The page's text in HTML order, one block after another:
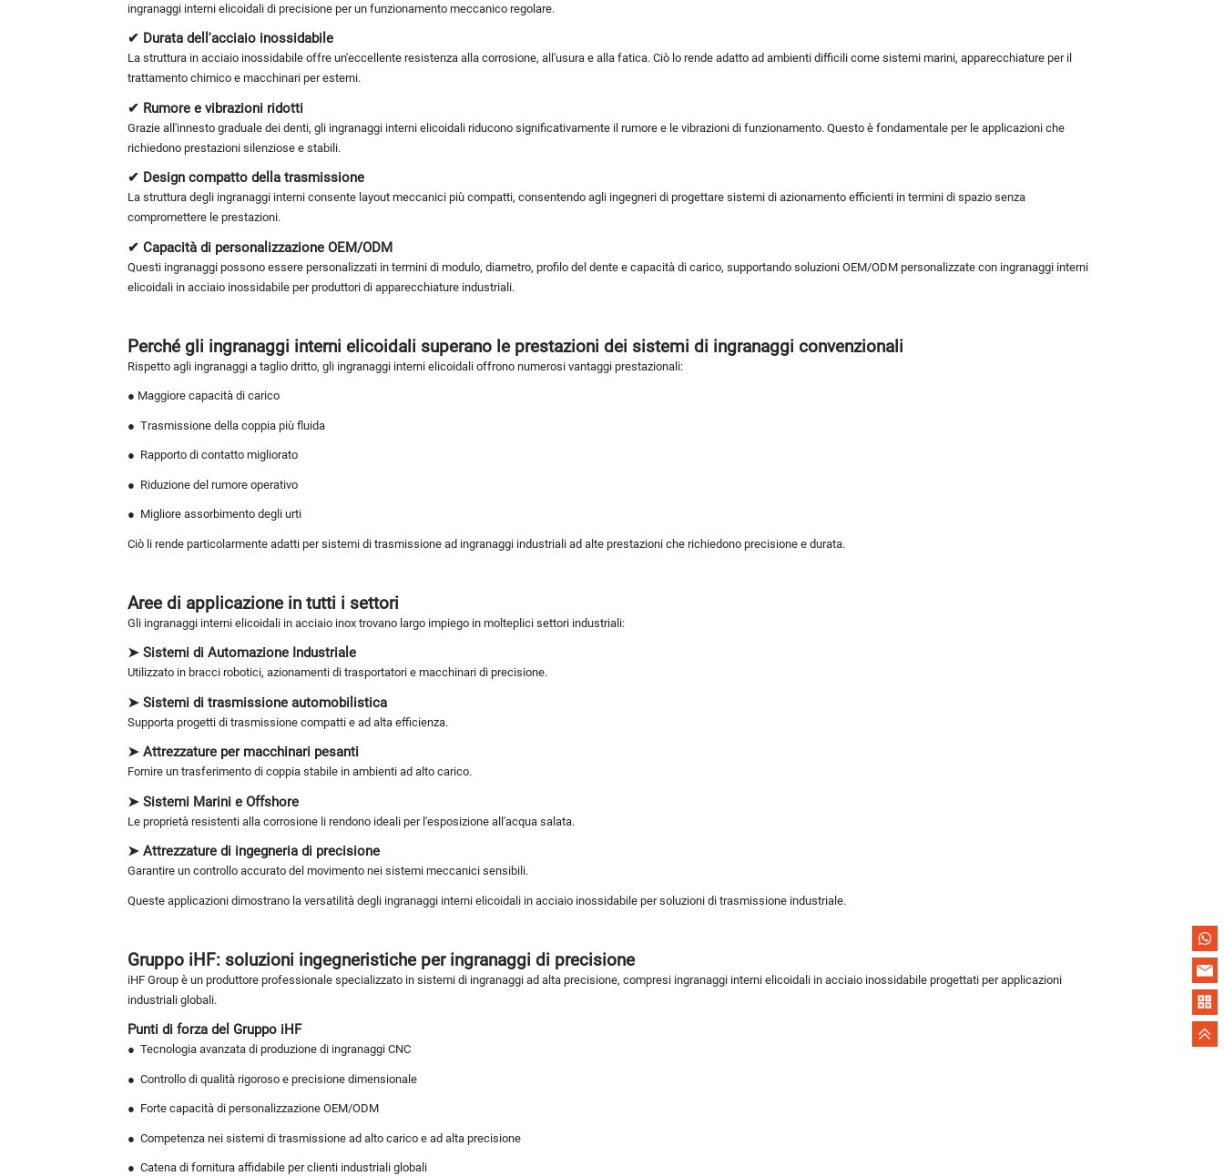
ingranaggi interni elicoidali di precisione per un funzionamento meccanico regolare.
✔ Durata dell'acciaio inossidabile
La struttura in acciaio inossidabile offre un'eccellente resistenza alla corrosione, all'usura e alla fatica. Ciò lo rende adatto ad ambienti difficili come sistemi marini, apparecchiature per il
trattamento chimico e macchinari per esterni.
✔ Rumore e vibrazioni ridotti
Grazie all'innesto graduale dei denti, gli ingranaggi interni elicoidali riducono significativamente il rumore e le vibrazioni di funzionamento. Questo è fondamentale per le applicazioni che
richiedono prestazioni silenziose e stabili.
✔ Design compatto della trasmissione
La struttura degli ingranaggi interni consente layout meccanici più compatti, consentendo agli ingegneri di progettare sistemi di azionamento efficienti in termini di spazio senza
compromettere le prestazioni.
✔ Capacità di personalizzazione OEM/ODM
Questi ingranaggi possono essere personalizzati in termini di modulo, diametro, profilo del dente e capacità di carico, supportando soluzioni OEM/ODM personalizzate con ingranaggi interni
elicoidali in acciaio inossidabile per produttori di apparecchiature industriali.
Perché gli ingranaggi interni elicoidali superano le prestazioni dei sistemi di ingranaggi convenzionali
Rispetto agli ingranaggi a taglio dritto, gli ingranaggi interni elicoidali offrono numerosi vantaggi prestazionali:
● Maggiore capacità di carico
● Trasmissione della coppia più fluida
● Rapporto di contatto migliorato
● Riduzione del rumore operativo
● Migliore assorbimento degli urti
Ciò li rende particolarmente adatti per sistemi di trasmissione ad ingranaggi industriali ad alte prestazioni che richiedono precisione e durata.
Aree di applicazione in tutti i settori
Gli ingranaggi interni elicoidali in acciaio inox trovano largo impiego in molteplici settori industriali:
➤ Sistemi di Automazione Industriale
Utilizzato in bracci robotici, azionamenti di trasportatori e macchinari di precisione.
➤ Sistemi di trasmissione automobilistica
Supporta progetti di trasmissione compatti e ad alta efficienza.
➤ Attrezzature per macchinari pesanti
Fornire un trasferimento di coppia stabile in ambienti ad alto carico.
➤ Sistemi Marini e Offshore
Le proprietà resistenti alla corrosione li rendono ideali per l'esposizione all'acqua salata.
➤ Attrezzature di ingegneria di precisione
Garantire un controllo accurato del movimento nei sistemi meccanici sensibili.
Queste applicazioni dimostrano la versatilità degli ingranaggi interni elicoidali in acciaio inossidabile per soluzioni di trasmissione industriale.
Gruppo iHF: soluzioni ingegneristiche per ingranaggi di precisione
iHF Group è un produttore professionale specializzato in sistemi di ingranaggi ad alta precisione, compresi ingranaggi interni elicoidali in acciaio inossidabile progettati per applicazioni
industriali globali.
Punti di forza del Gruppo iHF
● Tecnologia avanzata di produzione di ingranaggi CNC
● Controllo di qualità rigoroso e precisione dimensionale
● Forte capacità di personalizzazione OEM/ODM
● Competenza nei sistemi di trasmissione ad alto carico e ad alta precisione
● Catena di fornitura affidabile per clienti industriali globali